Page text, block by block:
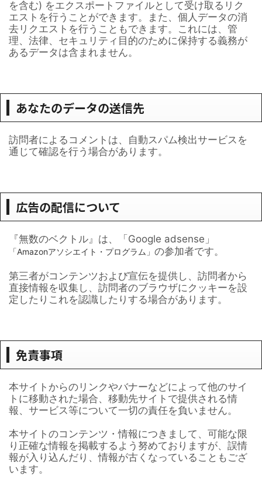
を含む) をエクスポートファイルとして受け取るリク
エストを行うことができます。また、個人データの消
去リクエストを行うこともできます。これには、管
理、法律、セキュリティ目的のために保持する義務が
あるデータは含まれません。
あなたのデータの送信先
訪問者によるコメントは、自動スパム検出サービスを
通じて確認を行う場合があります。
広告の配信について
『無数のベクトル』は、「Google adsense」
「Amazonアソシエイト・プログラム」 の参加者です。
第三者がコンテンツおよび宣伝を提供し、訪問者から
直接情報を収集し、訪問者のブラウザにクッキーを設
定したりこれを認識したりする場合があります。
免責事項
本サイトからのリンクやバナーなどによって他のサイ
トに移動された場合、移動先サイトで提供される情
報、サービス等について一切の責任を負いません。
本サイトのコンテンツ・情報につきまして、可能な限
り正確な情報を掲載するよう努めておりますが、誤情
報が入り込んだり、情報が古くなっていることもござ
います。